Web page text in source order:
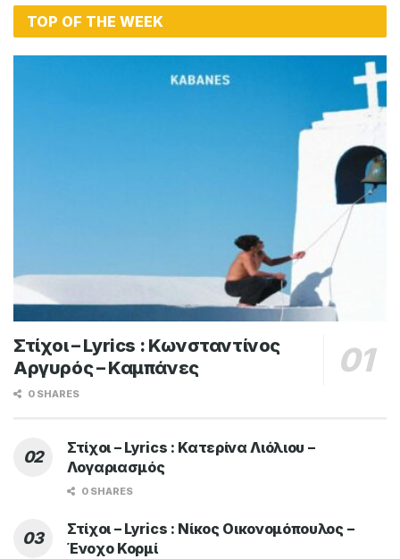
TOP OF THE WEEK
Στίχοι – Lyrics : Κωνσταντίνος
Αργυρός – Καμπάνες
0 SHARES
Στίχοι – Lyrics : Κατερίνα Λιόλιου –
Λογαριασμός
0 SHARES
Στίχοι – Lyrics : Νίκος Οικονομόπουλος –
Ένοχο Κορμί